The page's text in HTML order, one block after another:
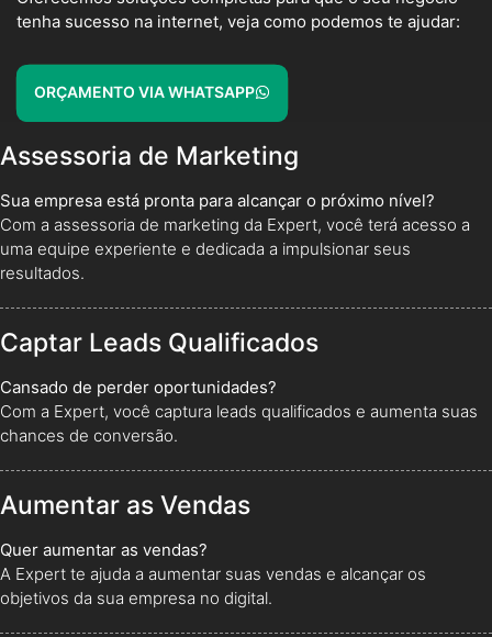
tenha sucesso na internet, veja como podemos te ajudar:
ORÇAMENTO VIA WHATSAPP
Assessoria de Marketing
Sua empresa está pronta para alcançar o próximo nível?
Com a assessoria de marketing da Expert, você terá acesso a
uma equipe experiente e dedicada a impulsionar seus
resultados.
Captar Leads Qualificados
Cansado de perder oportunidades?
Com a Expert, você captura leads qualificados e aumenta suas
chances de conversão.
Aumentar as Vendas
Quer aumentar as vendas?
A Expert te ajuda a aumentar suas vendas e alcançar os
objetivos da sua empresa no digital.